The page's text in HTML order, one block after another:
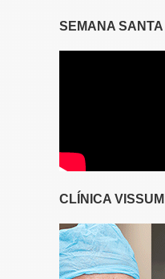
SEMANA SANTA
CLÍNICA